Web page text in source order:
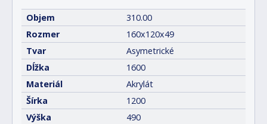
Objem
310.00
Rozmer
160x120x49
Tvar
Asymetrické
Dĺžka
1600
Materiál
Akrylát
Šírka
1200
Výška
490